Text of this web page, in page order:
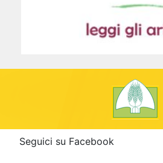
Seguici su Facebook